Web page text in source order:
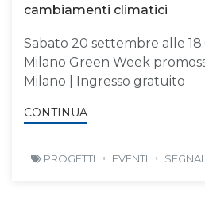
cambiamenti climatici
Sabato 20 settembre alle
Milano Green Week
Milano | Ingresso gratuito
CONTINUA
PROGETTI EVENTI